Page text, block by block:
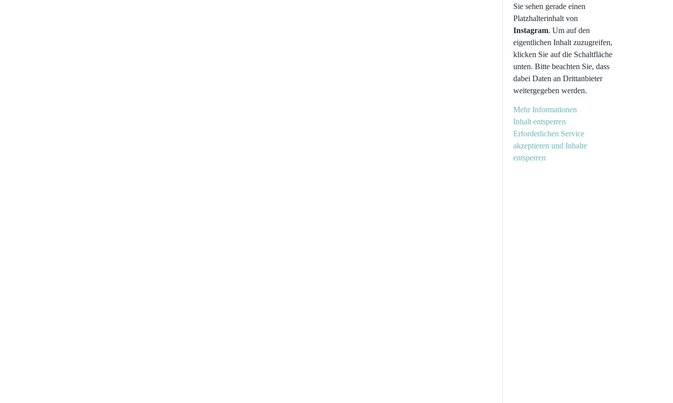
Sie sehen gerade einen
Platzhalterinhalt von
Instagram. Um auf den
eigentlichen Inhalt zuzugreifen,
klicken Sie auf die Schaltfläche
unten. Bitte beachten Sie, dass
dabei Daten an Drittanbieter
weitergegeben werden.
Mehr Informationen
Inhalt entsperren
Erforderlichen Service
akzeptieren und Inhalte
entsperren